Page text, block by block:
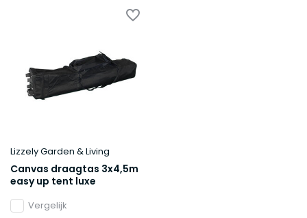
Lizzely Garden & Living
Canvas draagtas 3x4,5m
easy up tent luxe
Vergelijk